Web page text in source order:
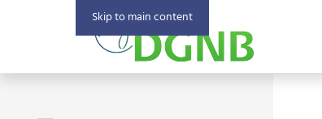
Skip to main content